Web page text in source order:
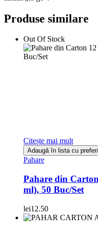
Produse similare
Out Of Stock
Citește mai mult
Adaugă în lista cu
Pahare
Pahare din
ml), 50 Buc/Set
lei12.50